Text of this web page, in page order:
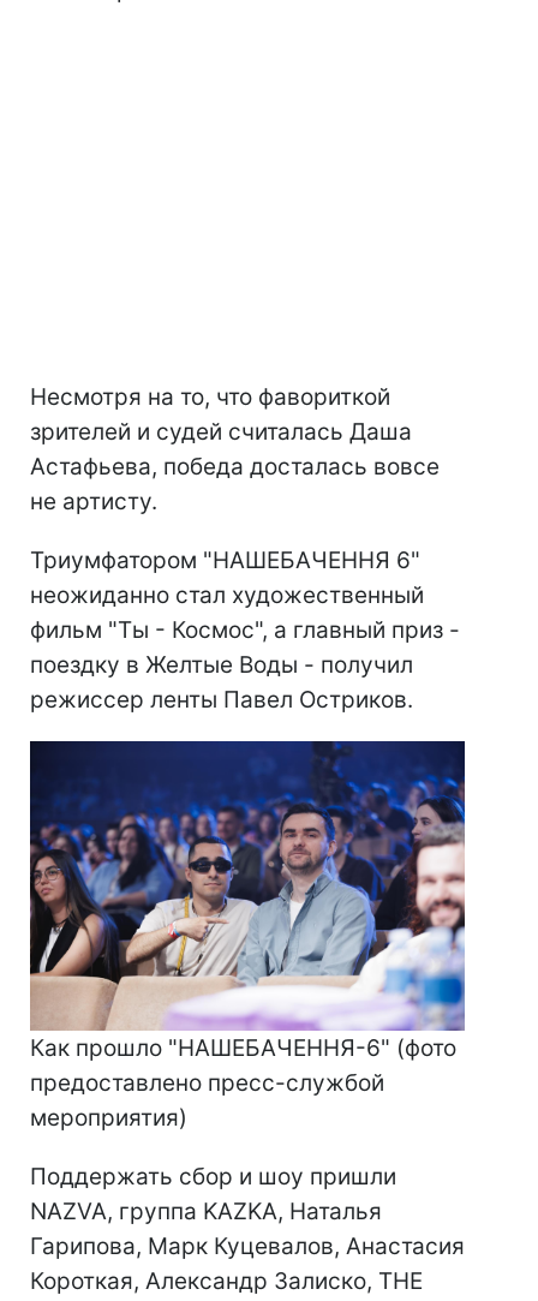
Несмотря на то, что фавориткой
зрителей и судей считалась Даша
Астафьева, победа досталась вовсе
не артисту.
Триумфатором "НАШЕБАЧЕННЯ 6"
неожиданно стал художественный
фильм "Ты - Космос", а главный приз -
поездку в Желтые Воды - получил
режиссер ленты Павел Остриков.
Как прошло "НАШЕБАЧЕННЯ-6" (фото
предоставлено пресс-службой
мероприятия)
Поддержать сбор и шоу пришли
NAZVA, группа KAZKA, Наталья
Гарипова, Марк Куцевалов, Анастасия
Короткая, Александр Залиско, THE